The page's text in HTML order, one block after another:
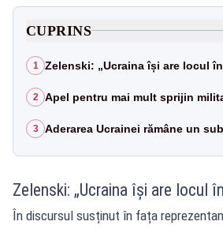
CUPRINS
1 Zelenski: „Ucraina își are locul în
2 Apel pentru mai mult sprijin
3 Aderarea Ucrainei rămâne un
Zelenski: „Ucraina își are locul
În discursul susținut în fața